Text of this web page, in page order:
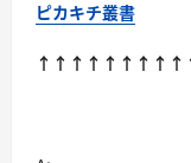
ピカキチ叢書